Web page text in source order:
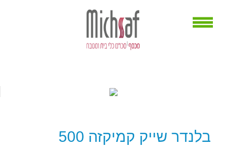
בלנדר שייק קמיקזה 500